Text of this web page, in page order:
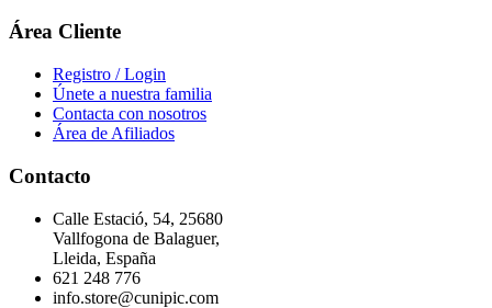
Área Cliente
Registro / Login
Únete a nuestra familia
Contacta con nosotros
Área de Afiliados
Contacto
Calle Estació, 54, 25680
Vallfogona de Balaguer,
Lleida, España
621 248 776
info.store@cunipic.com